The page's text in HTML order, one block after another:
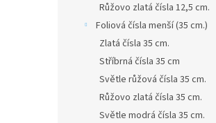
Růžovo zlatá čísla 12,5 cm.
Foliová čísla menší (35 cm.)
Zlatá čísla 35 cm.
Stříbrná čísla 35 cm
Světle růžová čísla 35 cm.
Růžovo zlatá čísla 35 cm.
Světle modrá čísla 35 cm.